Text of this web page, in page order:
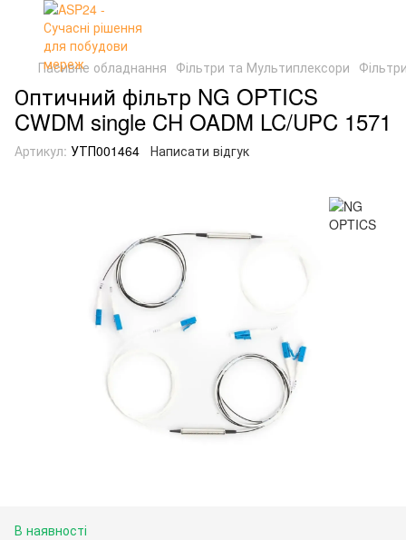
Пасивне обладнання Фільтри та Мультиплексори
Оптичний фільтр NG OPTICS
CWDM single CH OADM LC/UPC 1571
Артикул: УТП001464 Написати відгук
В наявності